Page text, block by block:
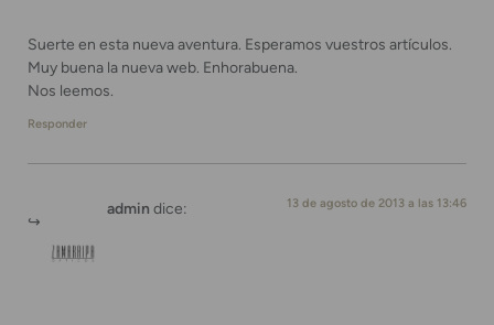
Suerte en esta nueva aventura. Esperamos vuestros artículos.
Muy buena la nueva web. Enhorabuena.
Nos leemos.
Responder
admin dice: 13 de agosto de 2013 a las 13:46